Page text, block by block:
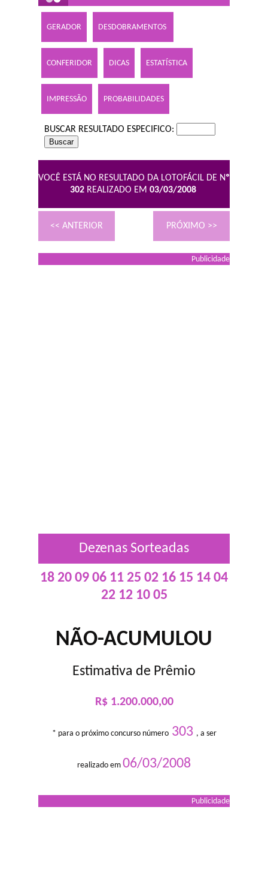
GERADOR DESDOBRAMENTOS
CONFERIDOR DICAS ESTATÍSTICA
IMPRESSÃO PROBABILIDADES
BUSCAR RESULTADO ESPECIFICO:
VOCÊ ESTÁ NO RESULTADO DA LOTOFÁCIL DE Nº
302 REALIZADO EM 03/03/2008
<< ANTERIOR PRÓXIMO >>
Publicidade
Dezenas Sorteadas
18 20 09 06 11 25 02 16 15 14 04
22 12 10 05
NÃO-ACUMULOU
Estimativa de Prêmio
R$ 1.200.000,00
* para o próximo concurso número303 , a ser
realizado em 06/03/2008
Publicidade